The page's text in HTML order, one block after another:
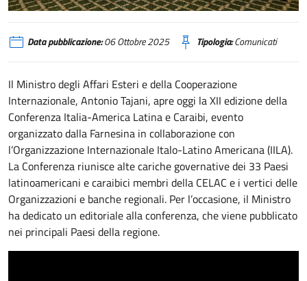
XII Conferenza Italia-America Latina e Caraibi
Data pubblicazione:06 Ottobre 2025 Tipologia:Comunicati
Il Ministro degli Affari Esteri e della Cooperazione
Internazionale, Antonio Tajani, apre oggi la XII edizione della
Conferenza Italia-America Latina e Caraibi, evento
organizzato dalla Farnesina in collaborazione con
l’Organizzazione Internazionale Italo-Latino Americana (IILA).
La Conferenza riunisce alte cariche governative dei 33 Paesi
latinoamericani e caraibici membri della CELAC e i vertici delle
Organizzazioni e banche regionali. Per l’occasione, il Ministro
ha dedicato un editoriale alla conferenza, che viene pubblicato
nei principali Paesi della regione.